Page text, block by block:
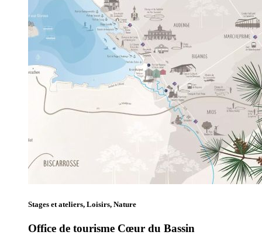
Stages et ateliers, Loisirs, Nature
Office de tourisme Cœur du Bassin